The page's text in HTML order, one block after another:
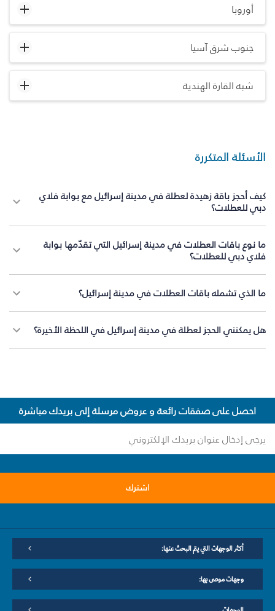
أوروبا
جنوب شرق آسيا
شبه القارة الهندية
الأسئلة المتكررة
كيف أحجز باقة زهيدة لعطلة في مدينة إسرائيل مع بوابة فلاي
دبي للعطلات؟
ما نوع باقات العطلات في مدينة إسرائيل التي تقدّمها بوابة
فلاي دبي للعطلات؟
ما الذي تشمله باقات العطلات في مدينة إسرائيل؟
هل يمكنني الحجز لعطلة في مدينة إسرائيل في اللحظة الأخيرة؟
احصل على صفقات رائعة و عروض مرسلة إلى بريدك مباشرة
اشترك
أكثر الوجهات التي يتم البحث عنها:
وجهات موصى بها: